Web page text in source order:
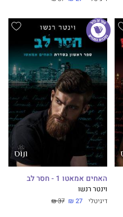
האחים אמאטו 1 - חסר לב
וינטר רנשו
דיגיטלי 27 ₪
37 ₪